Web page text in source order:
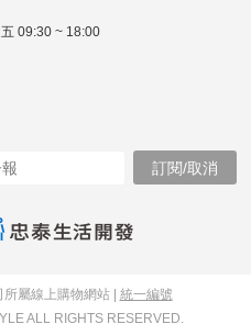
09:30 ~ 18:00
屬線上購物網站 | 統一編號
ALL RIGHTS RESERVED.